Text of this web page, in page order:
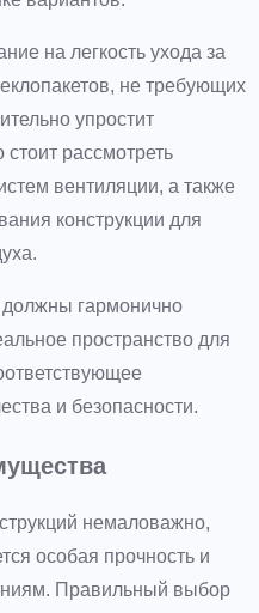
на легкость ухода за
не требующих
упростит
рассмотреть
вентиляции, а также
конструкции для
гармонично
пространство для
и безопасности.
немаловажно,
особая прочность и
Правильный выбор